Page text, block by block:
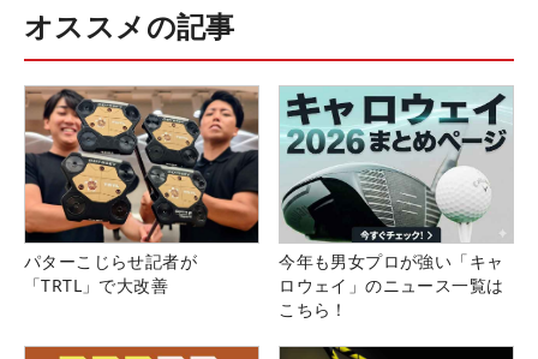
オススメの記事
パターこじらせ記者が
「TRTL」で大改善
今年も男女プロが強い「キャ
ロウェイ」のニュース一覧は
こちら！